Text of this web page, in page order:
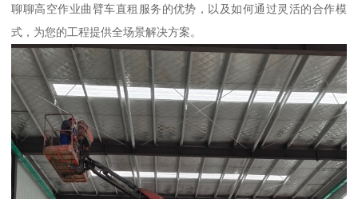
聊聊高空作业曲臂车直租服务的优势，以及如何通过灵活的合作模
式，为您的工程提供全场景解决方案。